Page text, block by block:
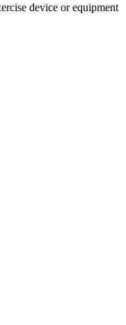
device or equipment